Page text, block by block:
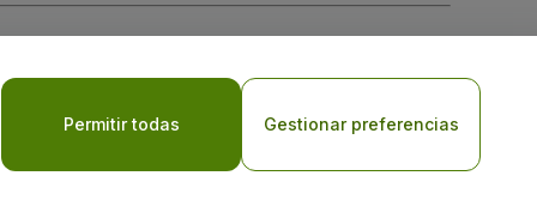
laPolítica de Privacidad para Móviles
Permitir todas Gestionar preferencias